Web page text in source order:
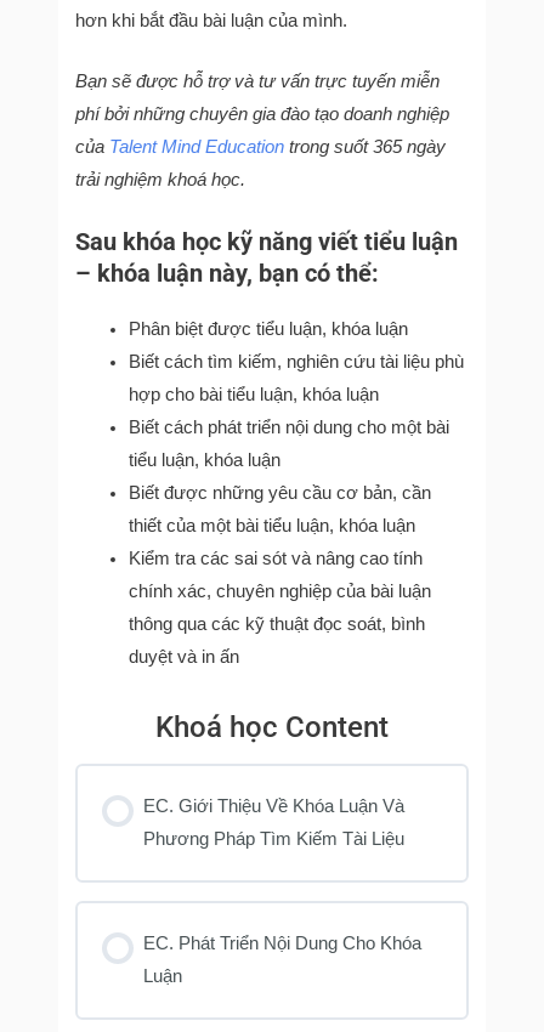
hơn khi bắt đầu bài luận của mình.
Bạn sẽ được hỗ trợ và tư vấn trực tuyến miễn
phí bởi những chuyên gia đào tạo doanh nghiệp
của Talent Mind Education trong suốt 365 ngày
trải nghiệm khoá học.
Sau khóa học kỹ năng viết tiểu luận
– khóa luận này, bạn có thể:
Phân biệt được tiểu luận, khóa luận
Biết cách tìm kiếm, nghiên cứu tài liệu phù
hợp cho bài tiểu luận, khóa luận
Biết cách phát triển nội dung cho một bài
tiểu luận, khóa luận
Biết được những yêu cầu cơ bản, cần
thiết của một bài tiểu luận, khóa luận
Kiểm tra các sai sót và nâng cao tính
chính xác, chuyên nghiệp của bài luận
thông qua các kỹ thuật đọc soát, bình
duyệt và in ấn
Khoá học Content
EC. Giới Thiệu Về Khóa Luận Và
Phương Pháp Tìm Kiếm Tài Liệu
EC. Phát Triển Nội Dung Cho Khóa
Luận